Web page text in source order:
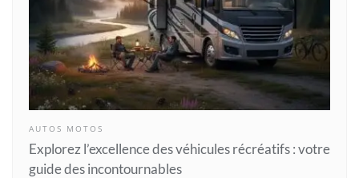
AUTOS MOTOS
Explorez l’excellence des véhicules récréatifs : votre
guide des incontournables